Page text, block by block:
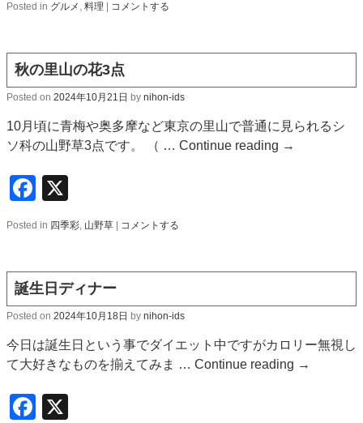
Posted in グルメ , 料理 コメントする
秋の里山の花3点
Posted on 2024年10月21日 by nihon-ids
10月頃に青梅や奥多摩など東京の里山で普通に見られるシ
ソ科の山野草3点です。 （ … Continue reading →
Facebook
Posted in 四季彩, 山野草 コメントする
誕生日ディナー
Posted on 2024年10月18日 by nihon-ids
今日は誕生日という事でダイエット中ですがカロリー無視し
て大好きなものを揃えてみま … Continue reading →
Facebook